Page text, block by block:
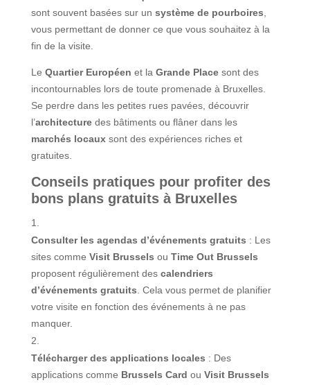
sont souvent basées sur un système de pourboires
vous permettant de donner ce que vous souhaitez à la
fin de la visite.
Le Quartier Européen et la Grande Placesont des
incontournables lors de toute promenade à Bruxelles.
Se perdre dans les petites rues pavées, découvrir
l’architecturedes bâtiments ou flâner dans les
marchés locauxsont des expériences riches et
gratuites.
Conseils pratiques pour profiter des
bons plans gratuits à Bruxelles
Consulter les agendas d’événements gratuits : Les
sites comme Visit Brussels ou Time Out Brussels
proposent régulièrement des calendriers
d’événements gratuits . Cela vous permet de planifier
votre visite en fonction des événements à ne pas
manquer.
Télécharger des applications locales : Des
applications comme Brussels Card ou Visit Brussels